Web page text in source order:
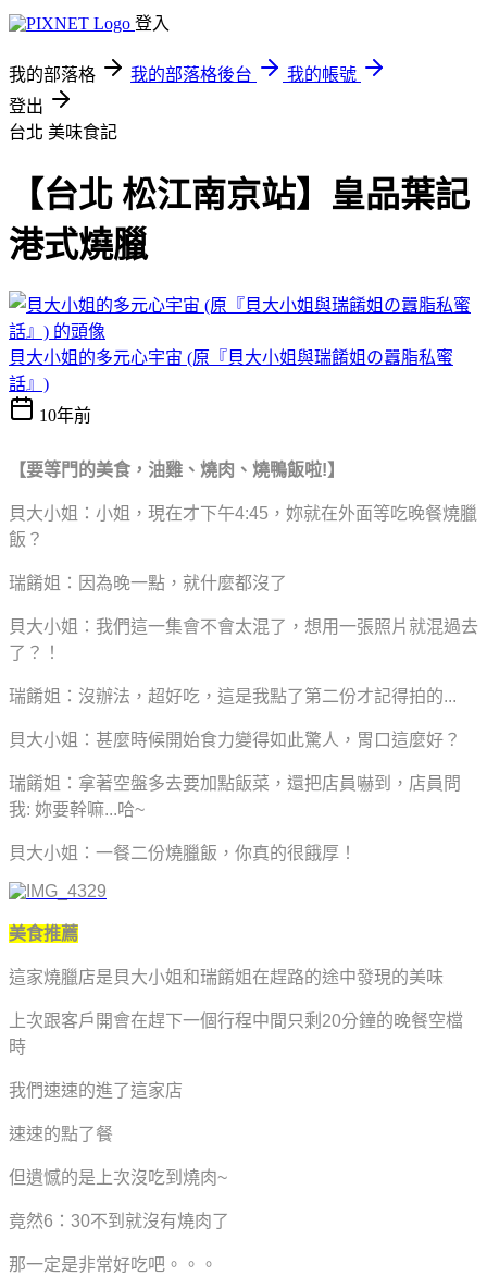
登入
我的部落格 我的部落格後台
我的帳號
登出
台北 美味食記
【台北 松江南京站】皇品葉記
港式燒臘
貝大小姐的多元心宇宙 (原『貝大小姐與瑞餚姐の囂脂私蜜
話』)
10年前
【要等門的美食， 油雞、燒肉、燒鴨飯啦!】
貝大小姐：小姐，現在才下午4:45，妳就在外面等吃晚餐燒臘
飯？
瑞餚姐：因為晚一點，就什麼都沒了
貝大小姐：我們這一集會不會太混了，想用一張照片就混過去
了？！
瑞餚姐：沒辦法，超好吃，這是我點了第二份才記得拍的...
貝大小姐：甚麼時候開始食力變得如此驚人 ， 胃口這麼好？
瑞餚姐：拿著空盤多去要加點飯菜，還把店員嚇到，店員問
我: 妳要幹嘛...哈~
貝大小姐：一餐二份燒臘飯，你真的很餓厚！
美食推薦
這家燒臘店是貝大小姐和瑞餚姐在趕路的途中發現的美味
上次跟客戶開會在趕下一個行程中間只剩20分鐘的晚餐空檔
時
我們速速的進了這家店
速速的點了餐
但遺憾的是上次沒吃到燒肉~
竟然6：30不到就沒有燒肉了
那一定是非常好吃吧。。。